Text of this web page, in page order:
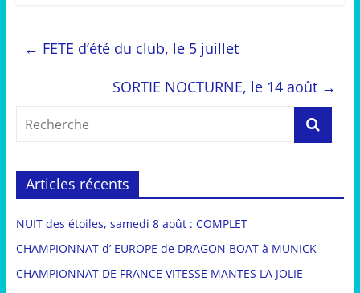
← FETE d’été du club, le 5 juillet
SORTIE NOCTURNE, le 14 août →
Articles récents
NUIT des étoiles, samedi 8 août : COMPLET
CHAMPIONNAT d’ EUROPE de DRAGON BOAT à MUNICK
CHAMPIONNAT DE FRANCE VITESSE MANTES LA JOLIE